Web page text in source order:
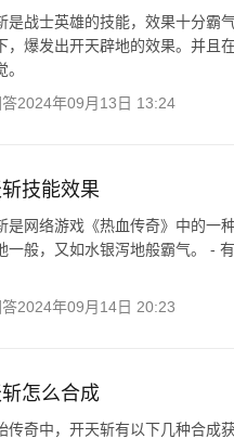
是战士英雄的技能，效果十分霸
，爆发出开天辟地的效果。并且
2024年09月13日 13:24
技能效果
是网络游戏《热血传奇》中的一
一般，又如水银泻地般霸气。 -
2024年09月14日 20:23
怎么合成
传奇中，开天斩有以下几种合成